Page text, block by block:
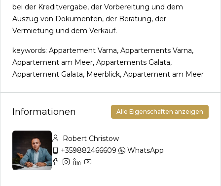
bei der Kreditvergabe, der Vorbereitung und dem
Auszug von Dokumenten, der Beratung, der
Vermietung und dem Verkauf.
keywords: Appartement Varna, Appartements Varna,
Appartement am Meer, Appartements Galata,
Appartement Galata, Meerblick, Appartement am Meer
Informationen Alle Eigenschaften anzeigen
Robert Christow
+359882466609
WhatsApp